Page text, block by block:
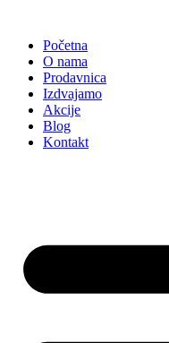
sadržajPočetna
O nama
Prodavnica
Izdvajamo
Akcije
Blog
Kontakt